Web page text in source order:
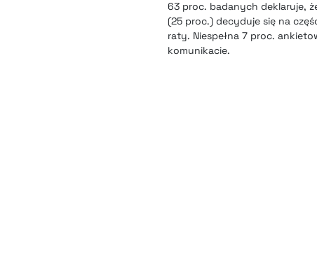
63 proc. badanych deklaruje,
(25 proc.) decyduje się na
raty. Niespełna 7 proc.
komunikacie.